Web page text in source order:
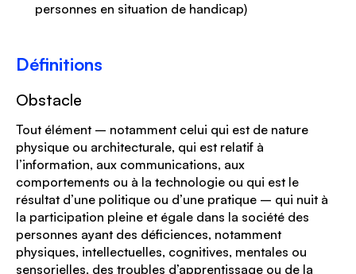
personnes en situation de handicap)
Définitions
Obstacle
Tout élément – notamment celui qui est de nature
physique ou architecturale, qui est relatif à
l’information, aux communications, aux
comportements ou à la technologie ou qui est le
résultat d’une politique ou d’une pratique – qui nuit à
la participation pleine et égale dans la société des
personnes ayant des déficiences, notamment
physiques, intellectuelles, cognitives, mentales ou
sensorielles, des troubles d’apprentissage ou de la